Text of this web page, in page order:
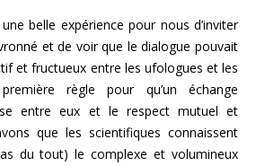
belle expérience pour nous d’inviter
et de voir que le dialogue pouvait
et fructueux entre les ufologues et les
règle pour qu’un échange
entre eux et le respect mutuel et
que les scientifiques connaissent
du tout) le complexe et volumineux